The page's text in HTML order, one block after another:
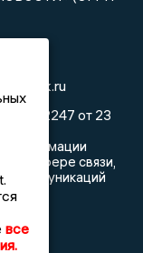
82247 от 23
информации
в сфере связи,
коммуникаций
все